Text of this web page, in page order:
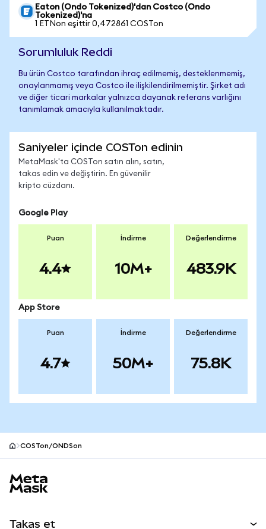
Eaton (Ondo Tokenized)'dan Costco (Ondo
Tokenized)'na
1 ETNon eşittir 0,472861 COSTon
Sorumluluk Reddi
Bu ürün Costco tarafından ihraç edilmemiş, desteklenmemiş,
onaylanmamış veya Costco ile ilişkilendirilmemiştir. Şirket adı
ve diğer ticari markalar yalnızca dayanak referans varlığını
tanımlamak amacıyla kullanılmaktadır.
Saniyeler içinde COSTon edinin
MetaMask'ta COSTon satın alın, satın,
takas edin ve değiştirin. En güvenilir
kripto cüzdanı.
Google Play
Puan
4.4
İndirme
10M+
Değerlendirme
483.9K
App Store
Puan
4.7
İndirme
50M+
Değerlendirme
75.8K
COSTon/ONDSon
Takas et